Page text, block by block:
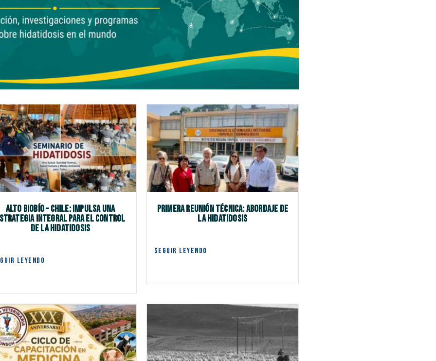
ALTO BIOBÍO – CHILE: IMPULSA UNA
INTEGRAL PARA EL CONTROL
DE LA HIDATIDOSIS
LEYENDO
Primera Reunión Técnica: Abordaje de
la Hidatidosis
SEGUIR LEYENDO